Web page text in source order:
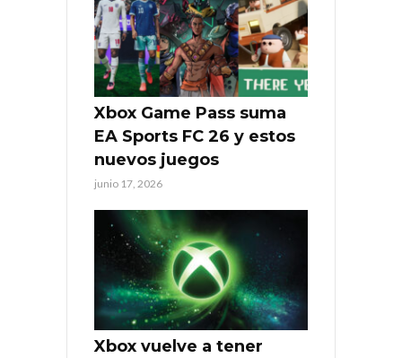
Xbox Game Pass suma
EA Sports FC 26 y estos
nuevos juegos
junio 17, 2026
Xbox vuelve a tener